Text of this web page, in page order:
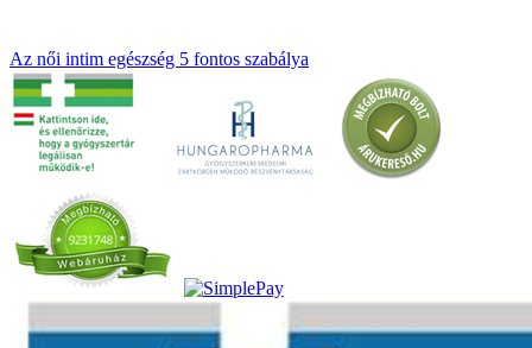
Az női intim egészség 5 fontos szabálya